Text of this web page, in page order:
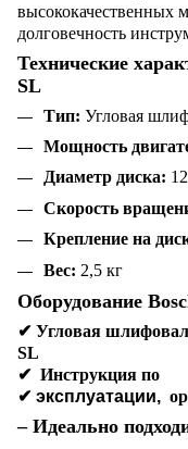
высококачественных
долговечность
Технические
SL
Тип: Угловая
Мощность
Диаметр диска:
Скорость
Крепление на
Вес: 2,5 кг
Оборудование
✔ Угловая
SL
✔ Инструкция по
✔ эксплуатации,
– Идеально